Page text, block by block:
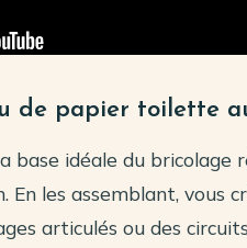
de papier toilette
idéale du bricolage
les assemblant, vous
articulés ou des